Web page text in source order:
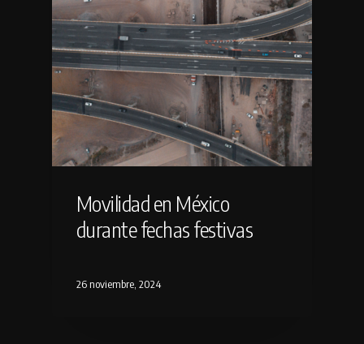
Movilidad en México
durante fechas festivas
26 noviembre, 2024